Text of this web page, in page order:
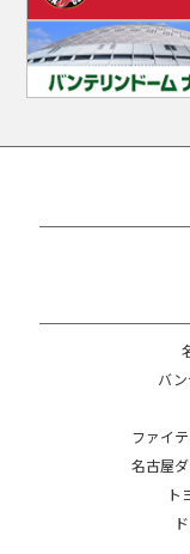
バ
ファイ
名古屋
ト